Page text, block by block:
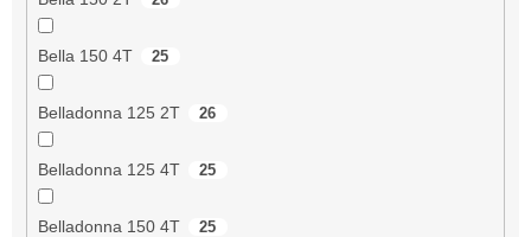
Bella 150 4T 25
Belladonna 125 2T 26
Belladonna 125 4T 25
Belladonna 150 4T 25